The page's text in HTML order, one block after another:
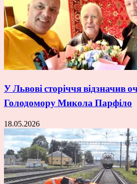
У Львові сторіччя відзначив
Голодомору Микола Парфіло
18.05.2026